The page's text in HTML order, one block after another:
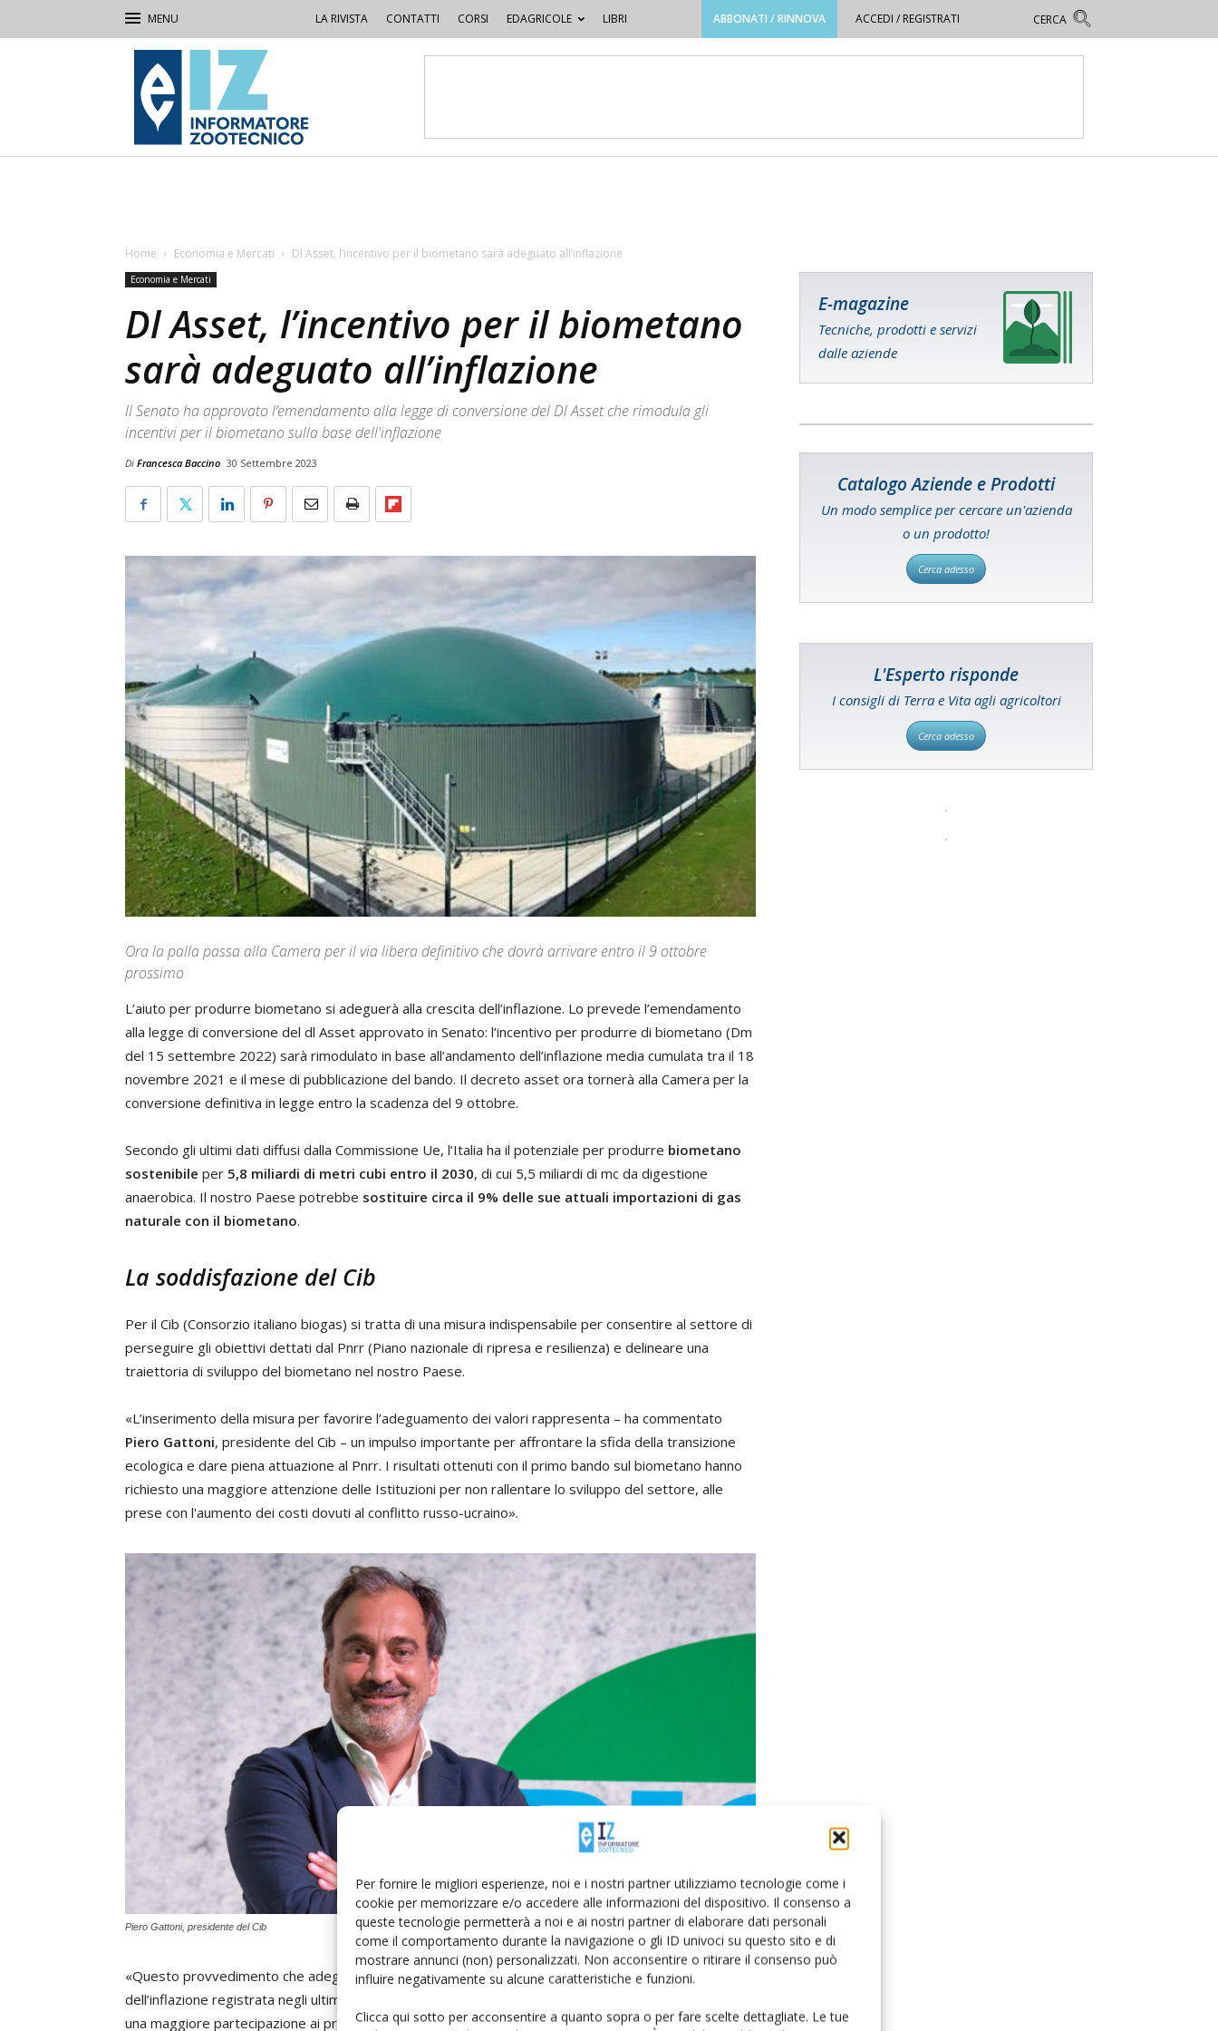
Per fornire le migliori esperienze, noi e i nostri partner utilizziamo tecnologie come i
cookie per memorizzare e/o accedere alle informazioni del dispositivo. Il consenso a
queste tecnologie permetterà a noi e ai nostri partner di elaborare dati personali
come il comportamento durante la navigazione o gli ID univoci su questo sito e di
mostrare annunci (non) personalizzati. Non acconsentire o ritirare il consenso può
influire negativamente su alcune caratteristiche e funzioni.
Clicca qui sotto per acconsentire a quanto sopra o per fare scelte dettagliate. Le tue
LA RIVISTA CONTATTI CORSI EDAGRICOLE LIBRI ABBONATI / RINNOVA ACCEDI / REGISTRATI
IZ
Informatore
Zootecnico
Home Economia e Mercati Dl Asset, l’incentivo per il biometano sarà adeguato all’inflazione
Economia e Mercati
Dl Asset, l’incentivo per il biometano
sarà adeguato all’inflazione
lI Senato ha approvato l’emendamento alla legge di conversione del Dl Asset che rimodula gli
incentivi per il biometano sulla base dell'inflazione
Di Francesca Baccino 30 Settembre 2023
Ora la palla passa alla Camera per il via libera definitivo che dovrà arrivare entro il 9 ottobre
prossimo
L’aiuto per produrre biometano si adeguerà alla crescita dell’inflazione. Lo prevede l’emendamento
alla legge di conversione del dl Asset approvato in Senato: l’incentivo per produrre di biometano (Dm
del 15 settembre 2022) sarà rimodulato in base all’andamento dell’inflazione media cumulata tra il 18
novembre 2021 e il mese di pubblicazione del bando. Il decreto asset ora tornerà alla Camera per la
conversione definitiva in legge entro la scadenza del 9 ottobre.
Secondo gli ultimi dati diffusi dalla Commissione Ue, l’Italia ha il potenziale per produrre biometano
sostenibile per 5,8 miliardi di metri cubi entro il 2030, di cui 5,5 miliardi di mc da digestione
anaerobica. Il nostro Paese potrebbe sostituire circa il 9% delle sue attuali importazioni di gas
naturale con il biometano.
La soddisfazione del Cib
Per il Cib (Consorzio italiano biogas) si tratta di una misura indispensabile per consentire al settore di
perseguire gli obiettivi dettati dal Pnrr (Piano nazionale di ripresa e resilienza) e delineare una
traiettoria di sviluppo del biometano nel nostro Paese.
«L’inserimento della misura per favorire l’adeguamento dei valori rappresenta – ha commentato
Piero Gattoni, presidente del Cib – un impulso importante per affrontare la sfida della transizione
ecologica e dare piena attuazione al Pnrr. I risultati ottenuti con il primo bando sul biometano hanno
richiesto una maggiore attenzione delle Istituzioni per non rallentare lo sviluppo del settore, alle
prese con l'aumento dei costi dovuti al conflitto russo-ucraino».
Piero Gattoni, presidente del Cib
«Questo provvedimento che adegua il valore del supporto previsto dalla norma Pnrr alla crescita
dell’inflazione registrata negli ultimi anni va in questa prima direzione e auspichiamo possa consentire
una maggiore partecipazione ai prossimi bandi, permettendo al settore agricolo di programmare in
E-magazine
Tecniche, prodotti e servizi
dalle aziende
Catalogo Aziende e Prodotti
Un modo semplice per cercare un'azienda
o un prodotto!
Cerca adesso
L'Esperto risponde
I consigli di Terra e Vita agli agricoltori
Cerca adesso